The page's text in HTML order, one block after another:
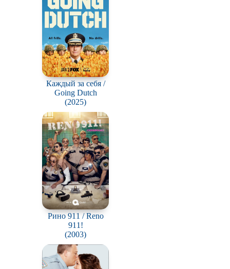
Каждый за себя /
Going Dutch
(2025)
Рино 911 / Reno
911!
(2003)